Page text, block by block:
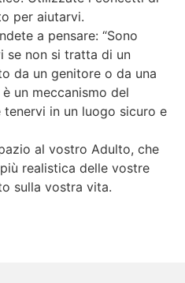
per aiutarvi.
a pensare: “Sono
se non si tratta di un
da un genitore o da una
un meccanismo del
in un luogo sicuro e
al vostro Adulto, che
realistica delle vostre
sulla vostra vita.